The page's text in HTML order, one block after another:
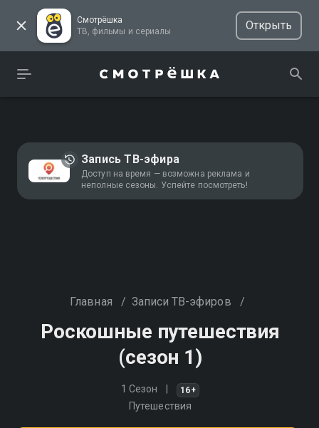
Смотрёшка
ТВ, фильмы и сериалы
Открыть
Запись ТВ-эфира
Доступ на время — возможна реклама и
неполные сезоны. Успейте посмотреть!
Главная / Записи ТВ-эфиров /
Роскошные путешествия
(сезон 1)
1 Сезон 16+
Путешествия